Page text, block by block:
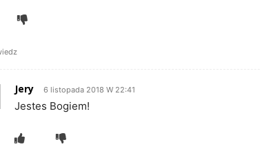
Jery 6 listopada 2018 W 22:41
Jestes Bogiem!